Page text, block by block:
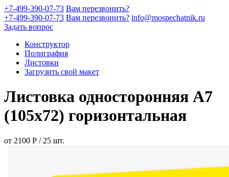
+7-499-390-07-73 Вам перезвонить?
+7-499-390-07-73 Вам перезвонить? info@mospechatnik.ru
Задать вопрос
Конструктор
Полиграфия
Листовки
Загрузить свой макет
Листовка односторонняя A7
(105x72) горизонтальная
от 2100 Р / 25 шт.